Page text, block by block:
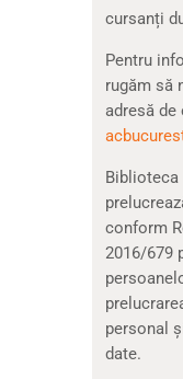
cursanți
Pentru
rugăm să
adresă de
Biblioteca
conform
2016/679
personal
date.